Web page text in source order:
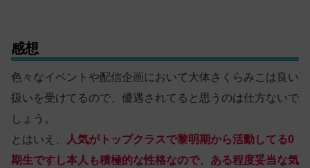
感想
色々なイベントや配信企画において大体さくらみこは良い
扱いを受けてるので、優遇されてると思うのは仕方ないで
しょう。
とはいえ、
人気がトップクラスで黎明期から活動してる0
期生ですし本人も積極的な性格なので、ある程度妥当な気